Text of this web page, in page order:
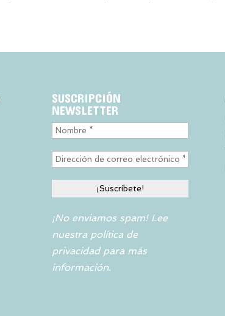
SUSCRIPCIÓN
NEWSLETTER
¡No enviamos spam! Lee
nuestra política de
privacidadpara más
información.